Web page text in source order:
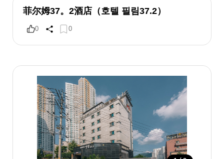
菲尔姆37。2酒店（호텔 필림37.2）
0 0